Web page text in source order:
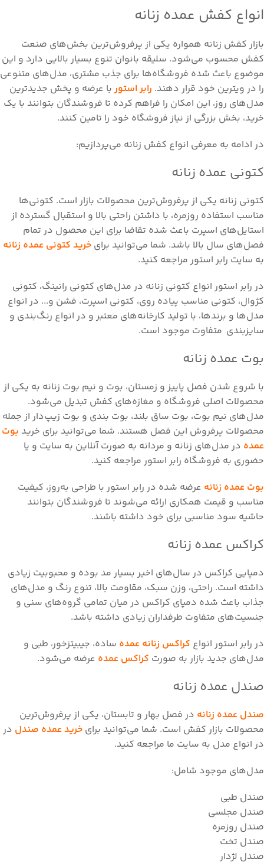
انواع کفش عمده زنانه
بازار کفش زنانه همواره یکی از پرفروش‌ترین بخش‌های صنعت
کفش محسوب می‌شود. سلیقه بانوان تنوع بسیار بالایی دارد و این
موضوع باعث شده فروشگاه‌ها برای جذب مشتری، مدل‌های متنوعی
را در ویترین خود قرار دهند. رابر استور با عرضه و پخش جدیدترین
مدل‌های روز، این امکان را فراهم کرده تا فروشندگان بتوانند با یک
خرید، بخش بزرگی از نیاز فروشگاه خود را تامین کنند.
در ادامه به معرفی انواع کفش زنانه می‌پردازیم:
کتونی عمده زنانه
کتونی زنانه یکی از پرفروش‌ترین محصولات بازار است. کتونی‌ها
مناسب استفاده روزمره، با داشتن راحتی بالا و استقبال گسترده از
استایل‌های اسپرت باعث شده تقاضا برای این محصول در تمام
فصل‌های سال بالا باشد. شما می‌توانید برای خرید کتونی عمده زنانه
به سایت رابر استور مراجعه کنید.
در رابر استور انواع کتونی زنانه در مدل‌های کتونی رانینگ، کتونی
کژوال، کتونی مناسب پیاده روی، کتونی اسپرت، فشن و... در انواع
مدل‌ها و برندها، با تولید کارخانه‌های معتبر و در انواع رنگ‌بندی و
سایزبندی متفاوت موجود است.
بوت عمده زنانه
با شروع شدن فصل پاییز و زمستان، بوت و نیم بوت زنانه به یکی از
محصولات اصلی فروشگاه‌ و مغازه‌های کفش تبدیل می‌شود.
مدل‌های نیم بوت، بوت ساق بلند، بوت بندی و بوت زیپ‌دار از جمله
محصولات پرفروش این فصل هستند. شما می‌توانید برای خرید بوت
عمده در مدل‌های زنانه و مردانه به صورت آنلاین به سایت و یا
حضوری به فروشگاه رابر استور مراجعه کنید.
بوت عمده زنانه عرضه شده در رابر استور با طراحی به‌روز، کیفیت
مناسب و قیمت همکاری ارائه می‌شوند تا فروشندگان بتوانند
حاشیه سود مناسبی برای خود داشته باشند.
کراکس عمده زنانه
دمپایی کراکس در سال‌های اخیر بسیار مد بوده و محبوبیت زیادی
داشته است. راحتی، وزن سبک، مقاومت بالا، تنوع رنگ و مدل‌های
جذاب باعث شده دمپای کراکس در میان تمامی گروه‌های سنی و
جنسیت‌های متفاوت طرفداران زیادی داشته باشد.
در رابر استور انواع کراکس زنانه عمده ساده، جیبیتزخور، طبی و
مدل‌های جدید بازار به صورت کراکس عمده عرضه می‌شود.
صندل عمده زنانه
صندل عمده زنانه در فصل بهار و تابستان، یکی از پرفروش‌ترین
محصولات بازار کفش است. شما می‌توانید برای خرید عمده صندل در
در انواع مدل به سایت ما مراجعه کنید.
مدل‌های موجود شامل:
صندل طبی
صندل مجلسی
صندل روزمره
صندل تخت
صندل لژدار